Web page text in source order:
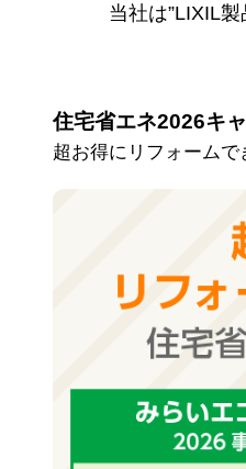
当社は”LIXIL
住宅省エネ2026キ
超お得にリフォーム